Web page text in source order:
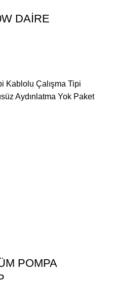
DAİRE
Kablolu Çalışma Tipi
Aydınlatma Yok Paket
POMPA